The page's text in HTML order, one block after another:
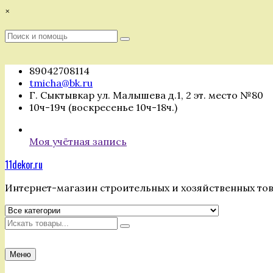
Перейти
содержимому
×
Поиск
Поиск
89042708114
tmicha@bk.ru
Г. Сыктывкар ул. Малышева д.1, 2 эт. место №80
10ч-19ч (воскресенье 10ч-18ч.)
Моя учётная запись
11dekor.ru
Интернет-магазин строительных и хозяйственных
Искать
Меню